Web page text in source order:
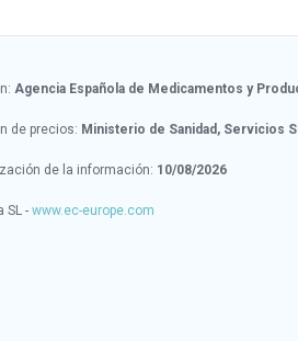
Agencia Española de Medicamentos y
de precios: Ministerio de Sanidad, Servicios
de la información: 10/08/2026
SL - www.ec-europe.com